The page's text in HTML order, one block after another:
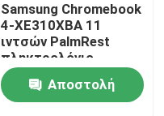
Samsung Chromebook
4-XE310XBA 11
ιντσών PalmRest
πληκτρολόγιο
συναρμολόγηση Silver
BA98-01976A BA61-
03989A
Αποστολή